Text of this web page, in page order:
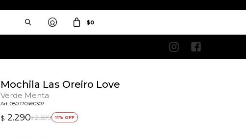
$0
 
Mochila Las Oreiro Love
Verde Menta
080.170460307
$ 2.290$ 2.599 11